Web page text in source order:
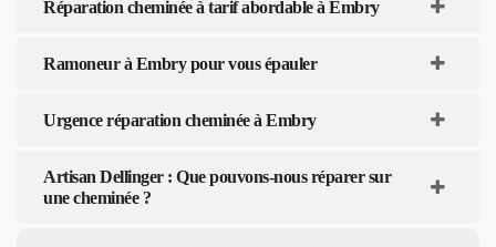
Réparation cheminée à tarif abordable à Embry
Ramoneur à Embry pour vous épauler
Urgence réparation cheminée à Embry
Artisan Dellinger : Que pouvons-nous réparer sur
une cheminée ?